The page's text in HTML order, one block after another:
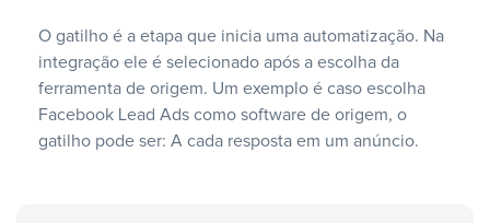
O gatilho é a etapa que inicia uma automatização. Na
integração ele é selecionado após a escolha da
ferramenta de origem. Um exemplo é caso escolha
Facebook Lead Ads como software de origem, o
gatilho pode ser: A cada resposta em um anúncio.